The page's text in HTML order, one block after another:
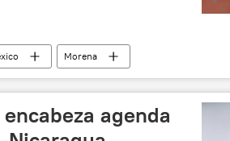
Morena
agenda